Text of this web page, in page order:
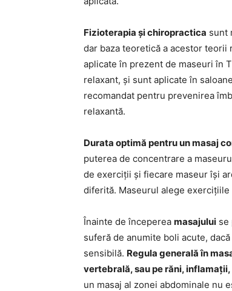
Fizioterapia și chiropractica sunt
dar baza teoretică a acestor
aplicate în prezent de maseuri în
relaxant, și sunt aplicate în
recomandat pentru prevenirea
relaxantă.
Durata optimă pentru un masaj
puterea de concentrare a
de exerciții și fiecare maseur își
diferită. Maseurul alege
Înainte de începerea masajului se
suferă de anumite boli acute,
sensibilă. Regula generală în
vertebrală, sau pe răni,
un masaj al zonei abdominale nu